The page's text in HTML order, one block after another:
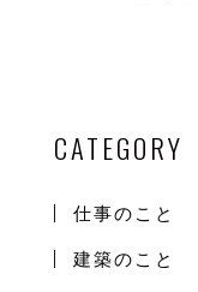
CATEGORY
仕事のこと
建築のこと